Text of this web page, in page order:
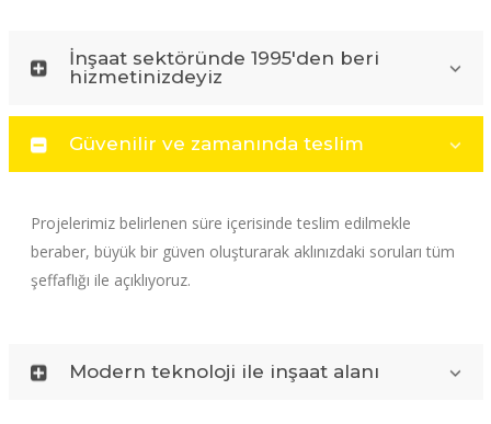
İnşaat sektöründe 1995'den beri
hizmetinizdeyiz
Güvenilir ve zamanında teslim
Projelerimiz belirlenen süre içerisinde teslim edilmekle
beraber, büyük bir güven oluşturarak aklınızdaki soruları tüm
şeffaflığı ile açıklıyoruz.
Modern teknoloji ile inşaat alanı